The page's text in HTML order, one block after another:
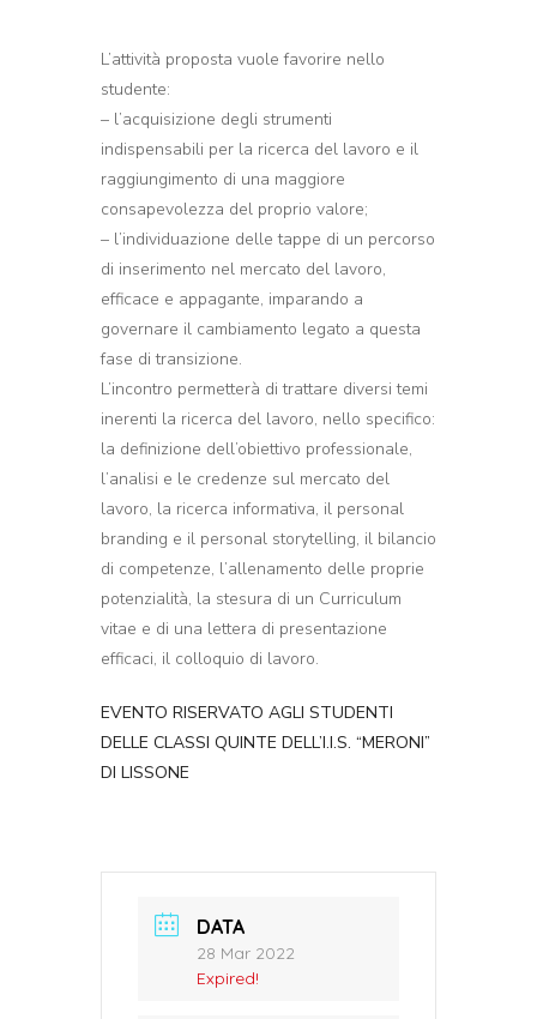
L’attività proposta vuole favorire nello
studente:
– l’acquisizione degli strumenti
indispensabili per la ricerca del lavoro e il
raggiungimento di una maggiore
consapevolezza del proprio valore;
– l’individuazione delle tappe di un percorso
di inserimento nel mercato del lavoro,
efficace e appagante, imparando a
governare il cambiamento legato a questa
fase di transizione.
L’incontro permetterà di trattare diversi temi
inerenti la ricerca del lavoro, nello specifico:
la definizione dell’obiettivo professionale,
l’analisi e le credenze sul mercato del
lavoro, la ricerca informativa, il personal
branding e il personal storytelling, il bilancio
di competenze, l’allenamento delle proprie
potenzialità, la stesura di un Curriculum
vitae e di una lettera di presentazione
efficaci, il colloquio di lavoro.
EVENTO RISERVATO AGLI STUDENTI
DELLE CLASSI QUINTE DELL’I.I.S. “MERONI”
DI LISSONE
DATA
28 Mar 2022
Expired!